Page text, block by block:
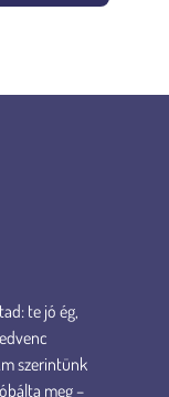
te jó ég,
szerintünk
meg –